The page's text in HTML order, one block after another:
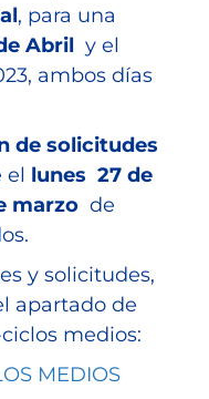
, para una
Abril y el
ambos días
de solicitudes
el lunes 27 de
marzo de
y solicitudes,
apartado de
medios:
MEDIOS